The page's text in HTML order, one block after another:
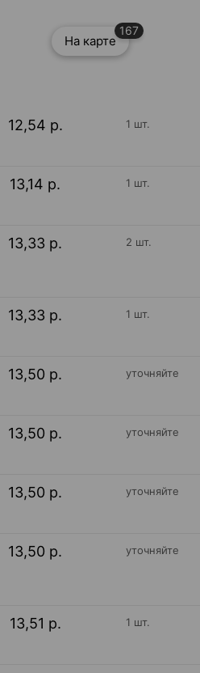
На карте
167
12,54 р. 1 шт.
13,14 р. 1 шт.
13,33 р. 2 шт.
13,33 р. 1 шт.
13,50 р. уточняйте
13,50 р. уточняйте
13,50 р. уточняйте
13,50 р. уточняйте
13,51 р. 1 шт.